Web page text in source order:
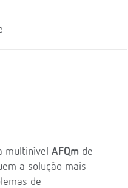
multinível AFQm de
a solução mais
de